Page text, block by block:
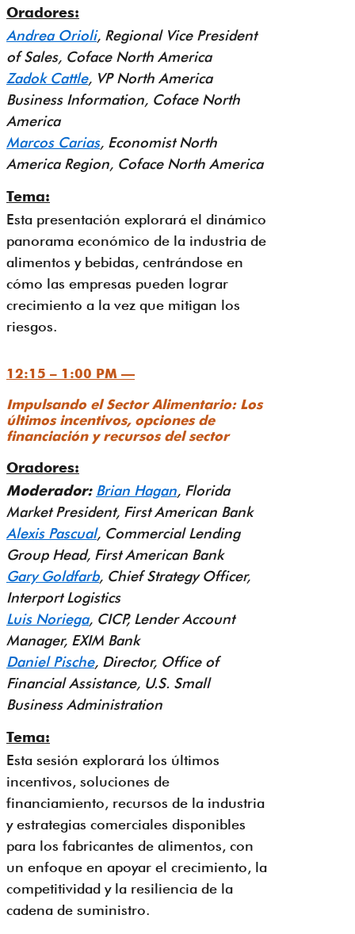
Oradores:
Andrea Orioli, Regional Vice President
of Sales, Coface North America
Zadok Cattle, VP North America
Business Information, Coface North
America
Marcos Carias, Economist North
America Region, Coface North America
Tema:
Esta presentación explorará el dinámico
panorama económico de la industria de
alimentos y bebidas, centrándose en
cómo las empresas pueden lograr
crecimiento a la vez que mitigan los
riesgos.
12:15 – 1:00 PM —
Impulsando el Sector Alimentario: Los
últimos incentivos, opciones de
financiación y recursos del sector
Oradores:
Moderador: Brian Hagan, Florida
Market President, First American Bank
Alexis Pascual, Commercial Lending
Group Head, First American Bank
Gary Goldfarb, Chief Strategy Officer,
Interport Logistics
Luis Noriega, CICP, Lender Account
Manager, EXIM Bank
Daniel Pische, Director, Office of
Financial Assistance, U.S. Small
Business Administration
Tema:
Esta sesión explorará los últimos
incentivos, soluciones de
financiamiento, recursos de la industria
y estrategias comerciales disponibles
para los fabricantes de alimentos, con
un enfoque en apoyar el crecimiento, la
competitividad y la resiliencia de la
cadena de suministro.